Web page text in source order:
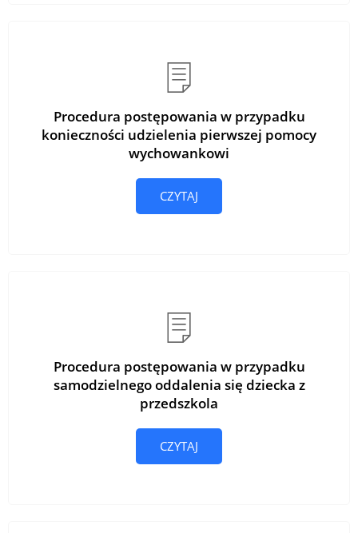
Procedura postępowania w przypadku
konieczności udzielenia pierwszej pomocy
wychowankowi
CZYTAJ
Procedura postępowania w przypadku
samodzielnego oddalenia się dziecka z
przedszkola
CZYTAJ